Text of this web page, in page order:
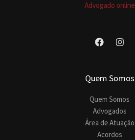
Advogado online
Quem Somos
Quem Somos
Advogados
Área de Atuação
Acordos